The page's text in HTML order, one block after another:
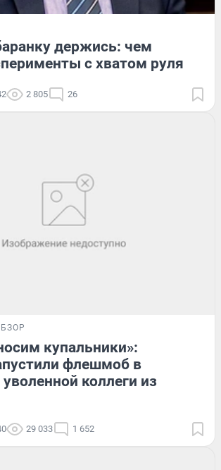
держись: чем
с хватом руля
2 805 26
купальники»:
флешмоб в
коллеги из
29 033 1 652